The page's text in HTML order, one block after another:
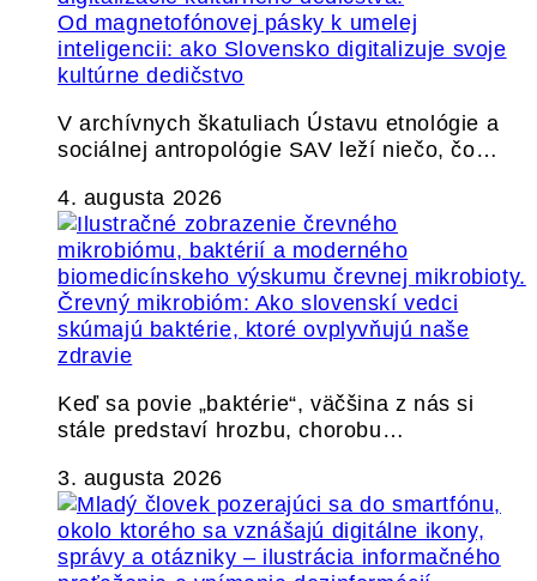
Od magnetofónovej pásky k umelej
inteligencii: ako Slovensko digitalizuje svoje
kultúrne dedičstvo
V archívnych škatuliach Ústavu etnológie a
sociálnej antropológie SAV leží niečo, čo…
4. augusta 2026
Črevný mikrobióm: Ako slovenskí vedci
skúmajú baktérie, ktoré ovplyvňujú naše
zdravie
Keď sa povie „baktérie“, väčšina z nás si
stále predstaví hrozbu, chorobu…
3. augusta 2026